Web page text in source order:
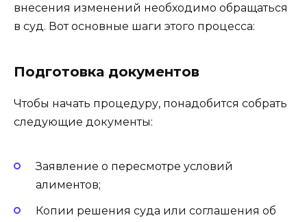
внесения изменений необходимо обращаться
в суд. Вот основные шаги этого процесса:
Подготовка документов
Чтобы начать процедуру, понадобится собрать
следующие документы:
Заявление о пересмотре условий
алиментов;
Копии решения суда или соглашения об